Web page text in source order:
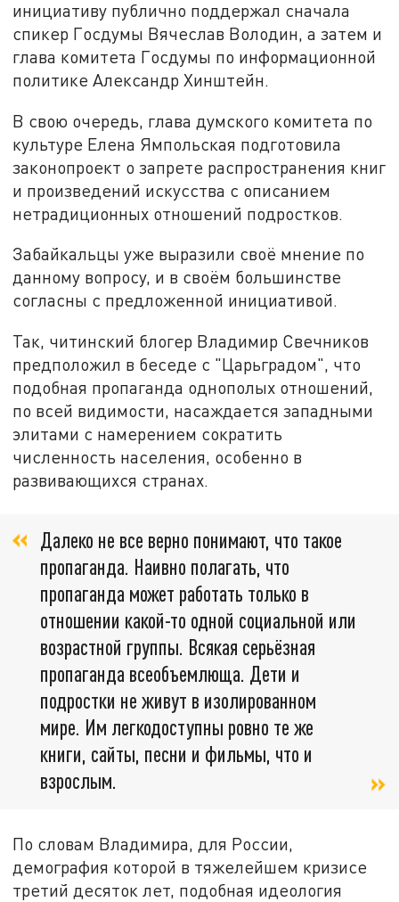
инициативу публично поддержал сначала
спикер Госдумы Вячеслав Володин, а затем и
глава комитета Госдумы по информационной
политике Александр Хинштейн.
В свою очередь, глава думского комитета по
культуре Елена Ямпольская подготовила
законопроект о запрете распространения книг
и произведений искусства с описанием
нетрадиционных отношений подростков.
Забайкальцы уже выразили своё мнение по
данному вопросу, и в своём большинстве
согласны с предложенной инициативой.
Так, читинский блогер Владимир Свечников
предположил в беседе с "Царьградом", что
подобная пропаганда однополых отношений,
по всей видимости, насаждается западными
элитами с намерением сократить
численность населения, особенно в
развивающихся странах.
Далеко не все верно понимают, что такое
пропаганда. Наивно полагать, что
пропаганда может работать только в
отношении какой-то одной социальной или
возрастной группы. Всякая серьёзная
пропаганда всеобъемлюща. Дети и
подростки не живут в изолированном
мире. Им легкодоступны ровно те же
книги, сайты, песни и фильмы, что и
взрослым.
По словам Владимира, для России,
демография которой в тяжелейшем кризисе
третий десяток лет, подобная идеология